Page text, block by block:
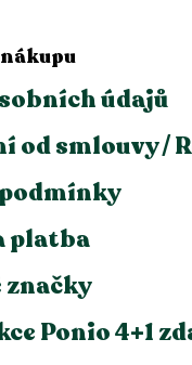
údajů
od smlouvy /
platba
značky
Ponio 4+1